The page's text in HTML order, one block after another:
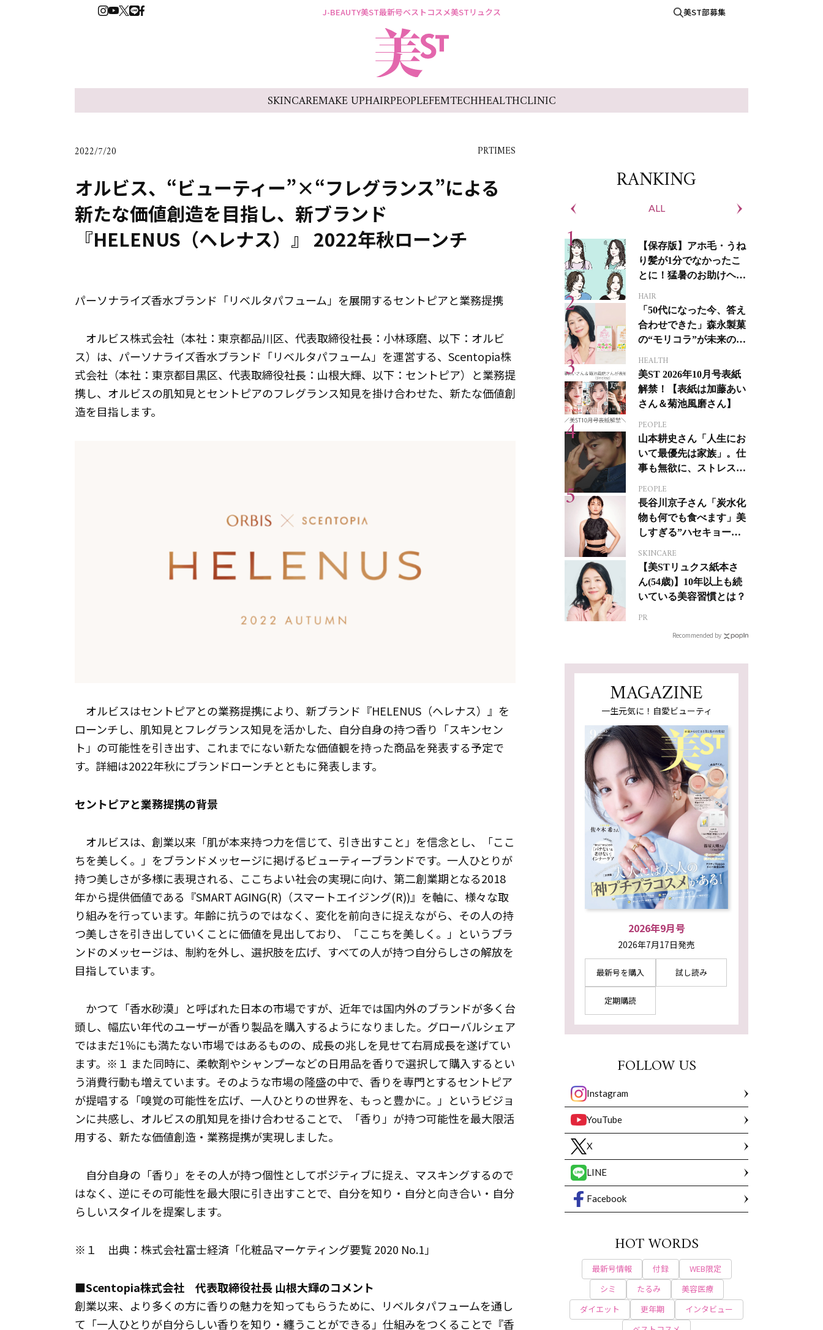
J-BEAUTY美ST最新号ベストコスメ美STリュクス 美ST部募集
SKINCAREMAKE UPHAIRPEOPLEFEMTECHHEALTHCLINIC
2022/7/20 PRTIMES
オルビス、“ビューティー”×“フレグランス”による
新たな価値創造を目指し、新ブランド
『HELENUS（ヘレナス）』 2022年秋ローンチ
パーソナライズ香水ブランド「リベルタパフューム」を展開するセントピアと業務提携
オルビス株式会社（本社：東京都品川区、代表取締役社長：小林琢磨、以下：オルビ
ス）は、パーソナライズ香水ブランド「リベルタパフューム」を運営する、Scentopia株
式会社（本社：東京都目黒区、代表取締役社長：山根大輝、以下：セントピア）と業務提
携し、オルビスの肌知見とセントピアのフレグランス知見を掛け合わせた、新たな価値創
造を目指します。
オルビスはセントピアとの業務提携により、新ブランド『HELENUS（ヘレナス）』を
ローンチし、肌知見とフレグランス知見を活かした、自分自身の持つ香り「スキンセン
ト」の可能性を引き出す、これまでにない新たな価値観を持った商品を発表する予定で
す。詳細は2022年秋にブランドローンチとともに発表します。
セントピアと業務提携の背景
オルビスは、創業以来「肌が本来持つ力を信じて、引き出すこと」を信念とし、「ここ
ちを美しく。」をブランドメッセージに掲げるビューティーブランドです。一人ひとりが
持つ美しさが多様に表現される、ここちよい社会の実現に向け、第二創業期となる2018
年から提供価値である『SMART AGING(R)（スマートエイジング(R))』を軸に、様々な取
り組みを行っています。年齢に抗うのではなく、変化を前向きに捉えながら、その人の持
つ美しさを引き出していくことに価値を見出しており、「ここちを美しく。」というブラ
ンドのメッセージは、制約を外し、選択肢を広げ、すべての人が持つ自分らしさの解放を
目指しています。
かつて「香水砂漠」と呼ばれた日本の市場ですが、近年では国内外のブランドが多く台
頭し、幅広い年代のユーザーが香り製品を購入するようになりました。グローバルシェア
ではまだ1％にも満たない市場ではあるものの、成長の兆しを見せて右肩成長を遂げてい
ます。※１ また同時に、柔軟剤やシャンプーなどの日用品を香りで選択して購入するとい
う消費行動も増えています。そのような市場の隆盛の中で、香りを専門とするセントピア
が提唱する「嗅覚の可能性を広げ、一人ひとりの世界を、もっと豊かに。」というビジョ
ンに共感し、オルビスの肌知見を掛け合わせることで、「香り」が持つ可能性を最大限活
用する、新たな価値創造・業務提携が実現しました。
自分自身の「香り」をその人が持つ個性としてポジティブに捉え、マスキングするので
はなく、逆にその可能性を最大限に引き出すことで、自分を知り・自分と向き合い・自分
らしいスタイルを提案します。
※１ 出典：株式会社富士経済「化粧品マーケティング要覧 2020 No.1」
■Scentopia株式会社 代表取締役社長 山根大輝のコメント
創業以来、より多くの方に香りの魅力を知ってもらうために、リベルタパフュームを通し
て「一人ひとりが自分らしい香りを知り・纏うことができる」仕組みをつくることで『香
RANKING
ALL
【保存版】アホ毛・うね
り髪が1分でなかったこ
とに！猛暑のお助けヘア
HAIR
「50代になった今、答え
合わせできた」森永製菓
の“モリコラ”が未来のキ
HEALTH
美ST 2026年10月号表紙
解禁！【表紙は加藤あい
さん＆菊池風磨さん】
PEOPLE
山本耕史さん「人生にお
いて最優先は家族」。仕
事も無欲に、ストレスを
PEOPLE
長谷川京子さん「炭水化
物も何でも食べます」美
しすぎる”ハセキョーボ
SKINCARE
【美STリュクス紙本さ
ん(54歳)】10年以上も続
いている美容習慣とは？
PR
Recommended by
MAGAZINE
一生元気に！自愛ビューティ
2026年9月号
2026年7月17日発売
最新号を購入 試し読み
定期購読
FOLLOW US
Instagram
YouTube
X
LINE
Facebook
HOT WORDS
最新号情報 付録
WEB限定
シミ
たるみ
美容医療
ダイエット
更年期
インタビュー